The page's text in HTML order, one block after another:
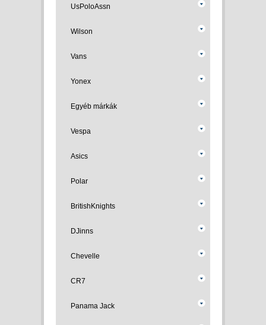
UsPoloAssn
Wilson
Vans
Yonex
Egyéb márkák
Vespa
Asics
Polar
BritishKnights
DJinns
Chevelle
CR7
Panama Jack